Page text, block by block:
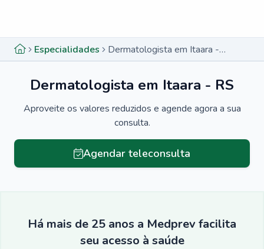
Especialidades Dermatologista em Itaara - RS
Dermatologista em Itaara - RS
Aproveite os valores reduzidos e agende agora a sua
consulta.
Agendar teleconsulta
Há mais de 25 anos a Medprev facilita
seu acesso à saúde